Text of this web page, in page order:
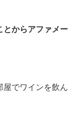
とからアファメー
屋でワインを飲ん